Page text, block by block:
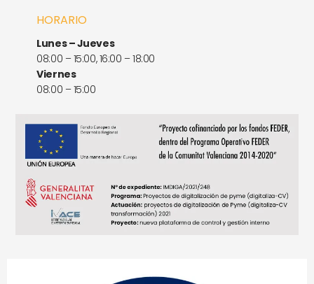
HORARIO
Lunes – Jueves
08:00 – 15:00, 16:00 – 18:00
Viernes
08:00 – 15:00